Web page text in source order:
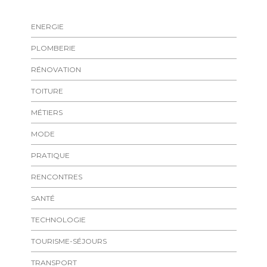
ENERGIE
PLOMBERIE
RÉNOVATION
TOITURE
MÉTIERS
MODE
PRATIQUE
RENCONTRES
SANTÉ
TECHNOLOGIE
TOURISME-SÉJOURS
TRANSPORT